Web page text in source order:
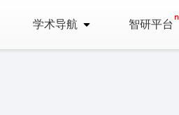
学术导航 智研平台